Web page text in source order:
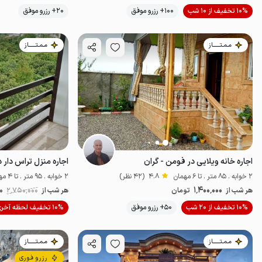
10% تخفیف از 10 شب
100+ رزرو موفق پت‌نواز
20+ رزرو موفق
مـمـتــــــاز
اجاره خانه ویلایی در فومن - گران
2 خوابه . 85 متر . تا 6 مهمان 4.8 (42 نظر)
هر شب از 1٬400٬000 تومان
10% تخفیف از 20 شب
50+ رزرو موفق اقتصادی
مـمـتــــــاز
اجاره منزل تراس
2 خوابه . 95 متر . تا 4 مهمان
هر شب از 2٬750٬000
10% تخفیف لحظه آخری
مـمـتــــــاز
مـمـتــــــاز
رزرو فوری